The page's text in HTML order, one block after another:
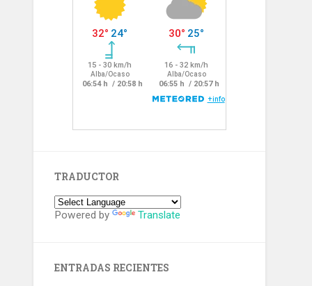
TRADUCTOR
Powered by Translate
ENTRADAS RECIENTES